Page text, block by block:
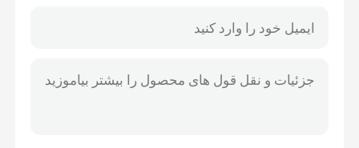
آسیاب قهوه در فضای باز
آسیاب قهوه دستی